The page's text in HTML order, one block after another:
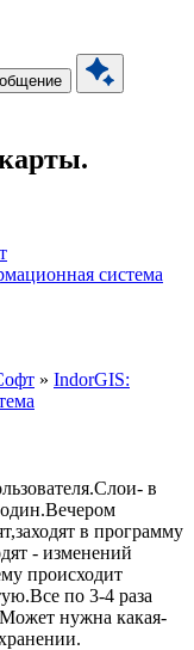
система
» IndorGIS:
в
в программу
- изменений
происходит
по 3-4 раза
нужна какая-